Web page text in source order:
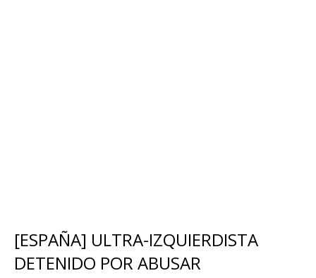
[ESPAÑA] ULTRA-IZQUIERDISTA
DETENIDO POR ABUSAR